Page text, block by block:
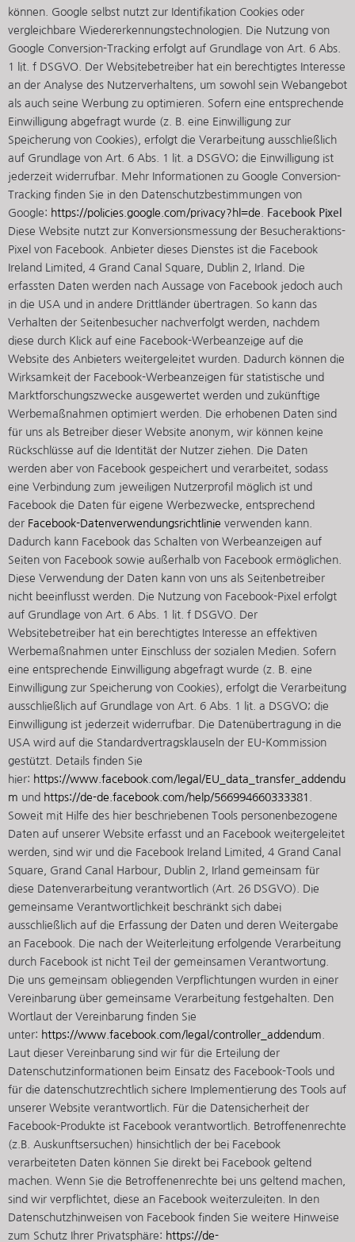
können. Google selbst nutzt zur Identifikation Cookies oder
vergleichbare Wiedererkennungstechnologien. Die Nutzung von
Google Conversion-Tracking erfolgt auf Grundlage von Art. 6 Abs.
1 lit. f DSGVO. Der Websitebetreiber hat ein berechtigtes Interesse
an der Analyse des Nutzerverhaltens, um sowohl sein Webangebot
als auch seine Werbung zu optimieren. Sofern eine entsprechende
Einwilligung abgefragt wurde (z. B. eine Einwilligung zur
Speicherung von Cookies), erfolgt die Verarbeitung ausschließlich
auf Grundlage von Art. 6 Abs. 1 lit. a DSGVO; die Einwilligung ist
jederzeit widerrufbar. Mehr Informationen zu Google Conversion-
Tracking finden Sie in den Datenschutzbestimmungen von
Google: https://policies.google.com/privacy?hl=de
Facebook Pixel
Diese Website nutzt zur Konversionsmessung der Besucheraktions-
Pixel von Facebook. Anbieter dieses Dienstes ist die Facebook
Ireland Limited, 4 Grand Canal Square, Dublin 2, Irland. Die
erfassten Daten werden nach Aussage von Facebook jedoch auch
in die USA und in andere Drittländer übertragen. So kann das
Verhalten der Seitenbesucher nachverfolgt werden, nachdem
diese durch Klick auf eine Facebook-Werbeanzeige auf die
Website des Anbieters weitergeleitet wurden. Dadurch können die
Wirksamkeit der Facebook-Werbeanzeigen für statistische und
Marktforschungszwecke ausgewertet werden und zukünftige
Werbemaßnahmen optimiert werden. Die erhobenen Daten sind
für uns als Betreiber dieser Website anonym, wir können keine
Rückschlüsse auf die Identität der Nutzer ziehen. Die Daten
werden aber von Facebook gespeichert und verarbeitet, sodass
eine Verbindung zum jeweiligen Nutzerprofil möglich ist und
Facebook die Daten für eigene Werbezwecke, entsprechend
der Facebook-Datenverwendungsrichtlinie verwenden kann.
Dadurch kann Facebook das Schalten von Werbeanzeigen auf
Seiten von Facebook sowie außerhalb von Facebook ermöglichen.
Diese Verwendung der Daten kann von uns als Seitenbetreiber
nicht beeinflusst werden. Die Nutzung von Facebook-Pixel erfolgt
auf Grundlage von Art. 6 Abs. 1 lit. f DSGVO. Der
Websitebetreiber hat ein berechtigtes Interesse an effektiven
Werbemaßnahmen unter Einschluss der sozialen Medien. Sofern
eine entsprechende Einwilligung abgefragt wurde (z. B. eine
Einwilligung zur Speicherung von Cookies), erfolgt die Verarbeitung
ausschließlich auf Grundlage von Art. 6 Abs. 1 lit. a DSGVO; die
Einwilligung ist jederzeit widerrufbar. Die Datenübertragung in die
USA wird auf die Standardvertragsklauseln der EU-Kommission
gestützt. Details finden Sie
hier: https://www.facebook.com/legal/EU_data_transfer_addendu
m und https://de-de.facebook.com/help/566994660333381
Soweit mit Hilfe des hier beschriebenen Tools personenbezogene
Daten auf unserer Website erfasst und an Facebook weitergeleitet
werden, sind wir und die Facebook Ireland Limited, 4 Grand Canal
Square, Grand Canal Harbour, Dublin 2, Irland gemeinsam für
diese Datenverarbeitung verantwortlich (Art. 26 DSGVO). Die
gemeinsame Verantwortlichkeit beschränkt sich dabei
ausschließlich auf die Erfassung der Daten und deren Weitergabe
an Facebook. Die nach der Weiterleitung erfolgende Verarbeitung
durch Facebook ist nicht Teil der gemeinsamen Verantwortung.
Die uns gemeinsam obliegenden Verpflichtungen wurden in einer
Vereinbarung über gemeinsame Verarbeitung festgehalten. Den
Wortlaut der Vereinbarung finden Sie
unter: https://www.facebook.com/legal/controller_addendum
Laut dieser Vereinbarung sind wir für die Erteilung der
Datenschutzinformationen beim Einsatz des Facebook-Tools und
für die datenschutzrechtlich sichere Implementierung des Tools auf
unserer Website verantwortlich. Für die Datensicherheit der
Facebook-Produkte ist Facebook verantwortlich. Betroffenenrechte
(z.B. Auskunftsersuchen) hinsichtlich der bei Facebook
verarbeiteten Daten können Sie direkt bei Facebook geltend
machen. Wenn Sie die Betroffenenrechte bei uns geltend machen,
sind wir verpflichtet, diese an Facebook weiterzuleiten. In den
Datenschutzhinweisen von Facebook finden Sie weitere Hinweise
zum Schutz Ihrer Privatsphäre: https://de-